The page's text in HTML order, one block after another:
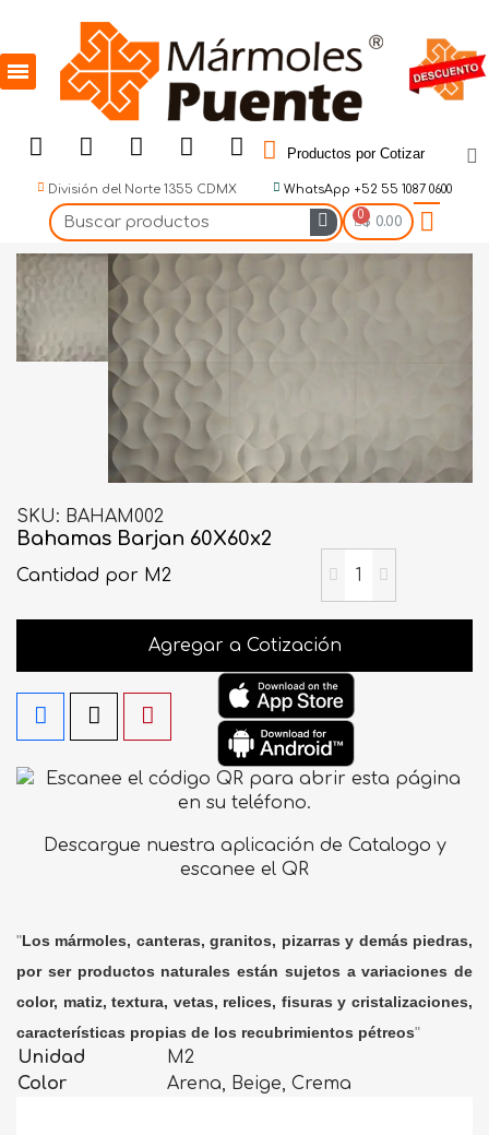
Productos por Cotizar
División del Norte 1355 CDMX WhatsApp +52 55 1087 0600
$ 0.00
SKU BAHAM002
Bahamas Barjan 60X60x2
Cantidad por M2
Agregar a Cotización
Descargue nuestra aplicación de Catalogo y
escanee el QR
"Los mármoles, canteras, granitos, pizarras y demás piedras,
por ser productos naturales están sujetos a variaciones de
color, matiz, textura, vetas, relices, fisuras y cristalizaciones,
características propias de los recubrimientos pétreos"
Unidad
M2
Color
Arena, Beige, Crema